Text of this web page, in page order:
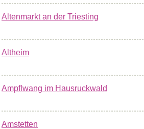
Altenmarkt an der Triesting
Altheim
Ampflwang im Hausruckwald
Amstetten